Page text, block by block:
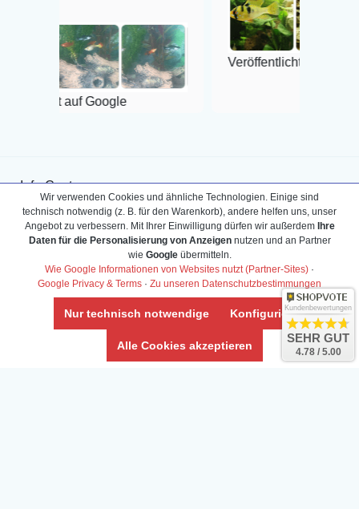
Veröffentlicht auf Google
Info-Center
Aquarium-Lexikon
Terrarium-Lexikon
Bestell-Hilfe
Bonuspunkte
Über uns
Versandkosten
Zahlarten
Partnerprogramm
Zierfischversand
Meerwasser Shop
Züchter-Ankauf
Content anbieten
Kontaktformular
Influencer
Abholung
Wir verwenden Cookies und ähnliche Technologien. Einige sind
technisch notwendig (z. B. für den Warenkorb), andere helfen uns, unser
Angebot zu verbessern. Mit Ihrer Einwilligung dürfen wir außerdem Ihre
Daten für die Personalisierung von Anzeigennutzen und an Partner
wie Googleübermitteln.
Wie Google Informationen von Websites nutzt (Partner-Sites) ·
Google Privacy & Terms · Zu unseren Datenschutzbestimmungen
Nur technisch notwendige Konfigurieren
Alle Cookies akzeptieren
Kundenbewertungen
SEHR GUT
4.78 / 5.00